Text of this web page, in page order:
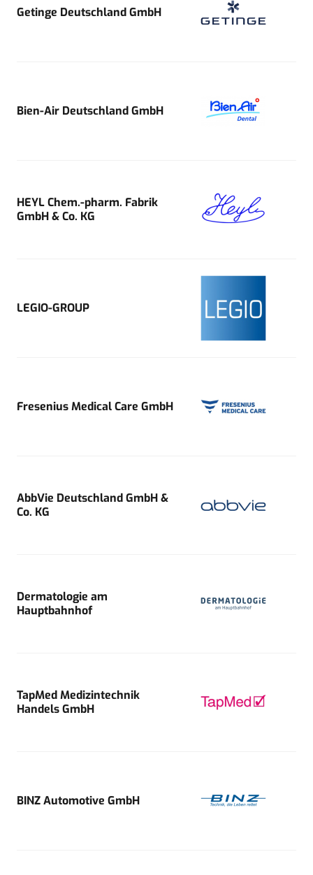
Getinge Deutschland GmbH
Bien-Air Deutschland GmbH
HEYL Chem.-pharm. Fabrik
GmbH & Co. KG
LEGIO-GROUP
Fresenius Medical Care GmbH
AbbVie Deutschland GmbH &
Co. KG
Dermatologie am
Hauptbahnhof
TapMed Medizintechnik
Handels GmbH
BINZ Automotive GmbH